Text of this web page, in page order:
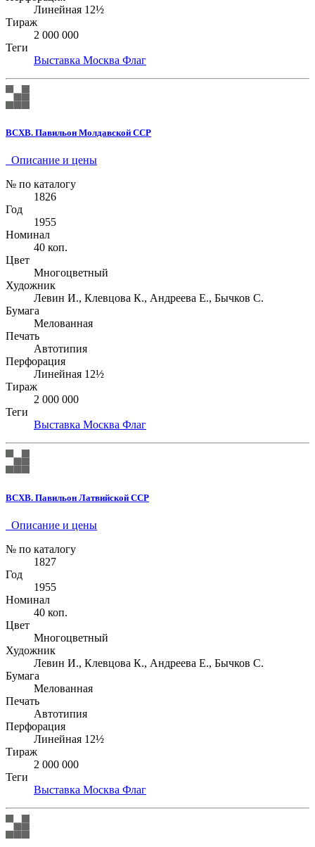
Линейная 12½
Тираж
2 000 000
Теги
Выставка Москва Флаг
ВСХВ. Павильон Молдавской ССР
Описание и цены
№ по каталогу
1826
Год
1955
Номинал
40 коп.
Цвет
Многоцветный
Художник
Левин И., Клевцова К., Андреева Е., Бычков С.
Бумага
Мелованная
Печать
Автотипия
Перфорация
Линейная 12½
Тираж
2 000 000
Теги
Выставка Москва Флаг
ВСХВ. Павильон Латвийской ССР
Описание и цены
№ по каталогу
1827
Год
1955
Номинал
40 коп.
Цвет
Многоцветный
Художник
Левин И., Клевцова К., Андреева Е., Бычков С.
Бумага
Мелованная
Печать
Автотипия
Перфорация
Линейная 12½
Тираж
2 000 000
Теги
Выставка Москва Флаг